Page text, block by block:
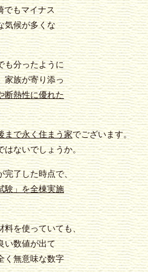
でもマイナス
気候が多くな
も分ったように
家族が寄り添っ
断熱性に優れた
まで永く住まう家でございます。
はないでしょうか。
完了した時点で、
験」を全棟実施
料を使っていても、
い数値が出て
く無意味な数字